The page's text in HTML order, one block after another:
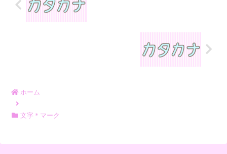
ホーム
文字＊マーク